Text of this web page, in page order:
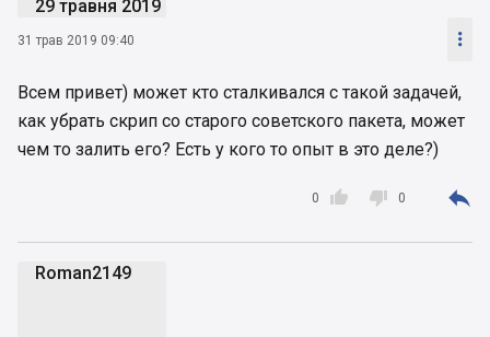
29 травня 2019
31 трав 2019 09:40 
Всем привет) может кто сталкивался с такой задачей,
как убрать скрип со старого советского пакета, может
чем то залить его? Есть у кого то опыт в это деле?)

0  0 
Roman2149